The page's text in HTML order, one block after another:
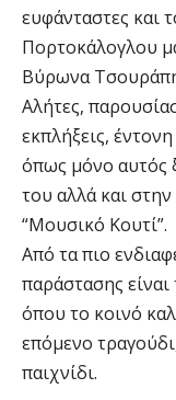
ευφάνταστες και
Πορτοκάλογλου
Βύρωνα Τσουράπη
Αλήτες,
εκπλήξεις,
όπως μόνο αυτός
του αλλά και
“Μουσικό Κουτί”.
Από τα πιο
παράστασης
όπου το κοινό
επόμενο
παιχνίδι.